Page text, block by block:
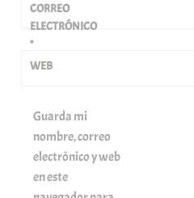
CORREO
ELECTRÓNICO
*
WEB
Guarda mi
nombre, correo
electrónico y web
en este